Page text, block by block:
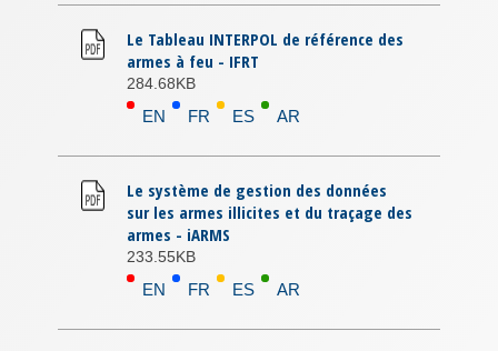
Le Tableau INTERPOL de référence des
armes à feu - IFRT
284.68KB
EN FR ES AR
Le système de gestion des données
sur les armes illicites et du traçage des
armes - iARMS
233.55KB
EN FR ES AR